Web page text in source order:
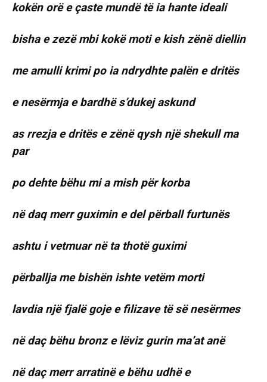
kokën orë e çaste mundë të ia hante ideali
bisha e zezë mbi kokë moti e kish zënë diellin
me amulli krimi po ia ndrydhte palën e dritës
e nesërmja e bardhë s’dukej askund
as rrezja e dritës e zënë qysh një shekull ma
par
po dehte bëhu mi a mish për korba
në daq merr guximin e del përball furtunës
ashtu i vetmuar në ta thotë guximi
përballja me bishën ishte vetëm morti
lavdia një fjalë goje e filizave të së nesërmes
në daç bëhu bronz e lëviz gurin ma’at anë
në daç merr arratinë e bëhu udhë e